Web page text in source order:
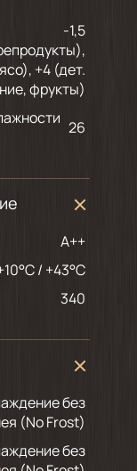
-1,5
+4 (дет.
фрукты)
26
A++
/ +43°C
340
(No Frost)